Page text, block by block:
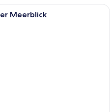
Ein Hotelzimmer mit einem Bett,
Meerblick